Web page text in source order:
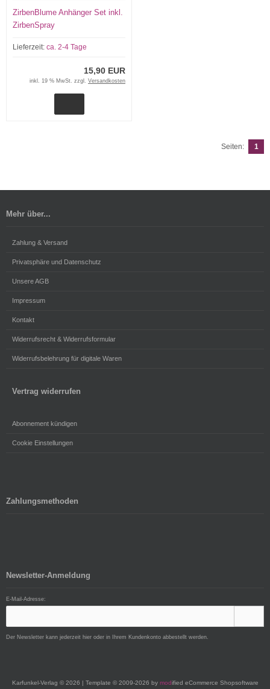
ZirbenBlume Anhänger Set inkl.
ZirbenSpray
Lieferzeit: ca. 2-4 Tage
15,90 EUR
inkl. 19 % MwSt. zzgl. Versandkosten
Seiten: 1
Mehr über...
Zahlung & Versand
Privatsphäre und Datenschutz
Unsere AGB
Impressum
Kontakt
Widerrufsrecht & Widerrufsformular
Widerrufsbelehrung für digitale Waren
Vertrag widerrufen
Abonnement kündigen
Cookie Einstellungen
Zahlungsmethoden
Newsletter-Anmeldung
E-Mail-Adresse:
Der Newsletter kann jederzeit hier oder in Ihrem Kundenkonto abbestellt werden.
Karfunkel-Verlag © 2026 | Template © 2009-2026 by modified eCommerce Shopsoftware